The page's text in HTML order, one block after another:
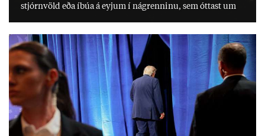
stjórn­völd eða íbúa á eyj­um í ná­grenn­inu, sem ótt­ast um